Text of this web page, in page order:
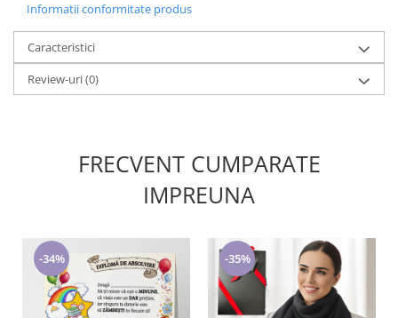
Informatii conformitate produs
Caracteristici
Review-uri(0)
FRECVENT CUMPARATE
IMPREUNA
-34% -35%